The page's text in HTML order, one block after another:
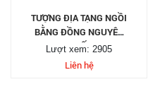
TƯỢNG ĐỊA TẠNG NGỒI
BẰNG ĐỒNG NGUYÊN
KHỐI
Lượt xem: 2905
Liên hệ